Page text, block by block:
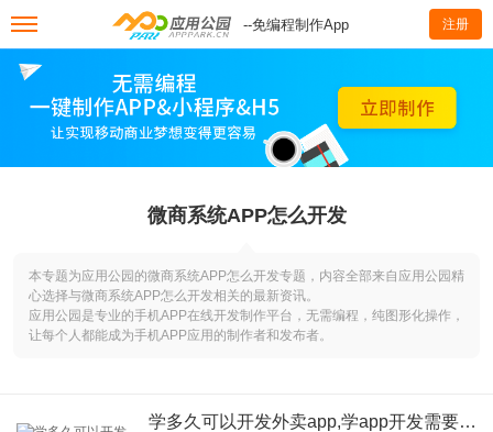
--免编程制作App 注册
微商系统APP怎么开发
本专题为应用公园的微商系统APP怎么开发专题，内容全部来自应用公园精
心选择与微商系统APP怎么开发相关的最新资讯。
应用公园是专业的手机APP在线开发制作平台，无需编程，纯图形化操作，
让每个人都能成为手机APP应用的制作者和发布者。
学多久可以开发外卖app,学app开发需要多久